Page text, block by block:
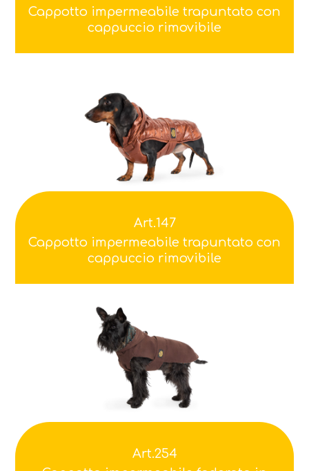
Cappotto impermeabile trapuntato con
cappuccio rimovibile
Art.147
Cappotto impermeabile trapuntato con
cappuccio rimovibile
Art.254